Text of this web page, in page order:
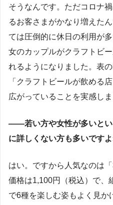
そうなんです。ただコロナ
るお客さまがかなり増えた
ては圧倒的に休日の利用が
女のカップルがクラフトビ
れるようになりました。表
「クラフトビールが飲める
広がっていることを実感しま
――若い方や女性が多いとい
に詳しくない方も多いですよ
はい。ですから人気なのは
価格は1,100円（税込）で、
で6種を楽しむ姿もよく見か